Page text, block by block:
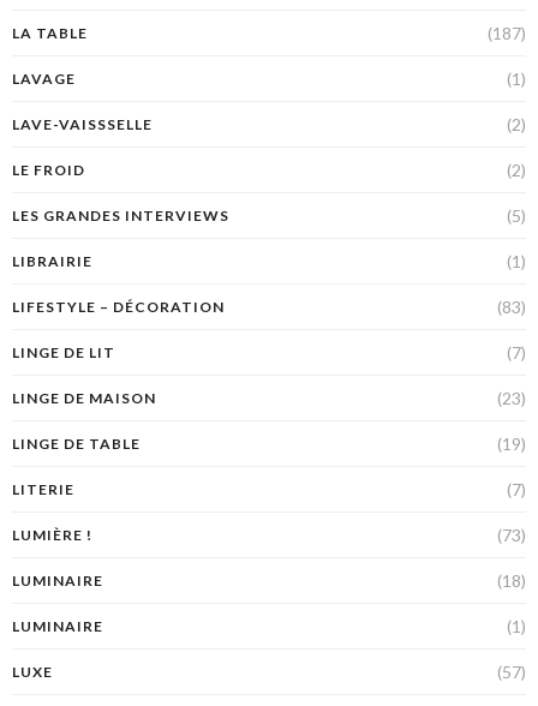
LA TABLE (187)
LAVAGE (1)
LAVE-VAISSSELLE (2)
LE FROID (2)
LES GRANDES INTERVIEWS (5)
LIBRAIRIE (1)
LIFESTYLE – DÉCORATION (83)
LINGE DE LIT (7)
LINGE DE MAISON (23)
LINGE DE TABLE (19)
LITERIE (7)
LUMIÈRE ! (73)
LUMINAIRE (18)
LUMINAIRE (1)
LUXE (57)